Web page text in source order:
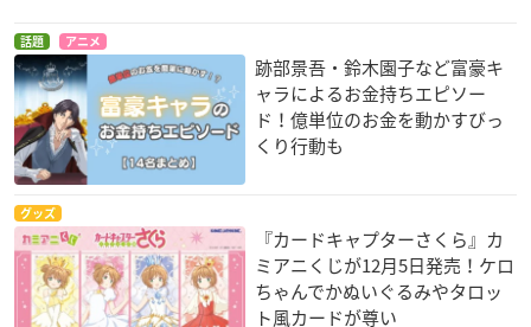
話題 アニメ
跡部景吾・鈴木園子など富豪キ
ャラによるお金持ちエピソー
ド！億単位のお金を動かすびっ
くり行動も
グッズ
『カードキャプターさくら』カ
ミアニくじが12月5日発売！ケロ
ちゃんでかぬいぐるみやタロッ
ト風カードが尊い